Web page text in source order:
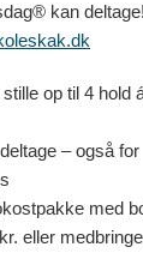
kan
op til 4 hold
– også for
med
eller